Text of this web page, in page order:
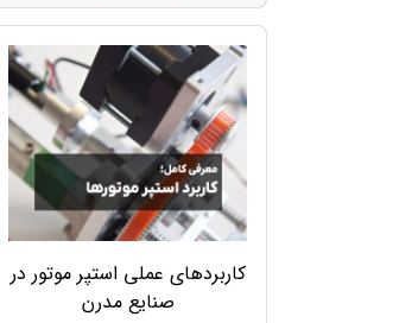
کاربردهای عملی استپر موتور در
صنایع مدرن